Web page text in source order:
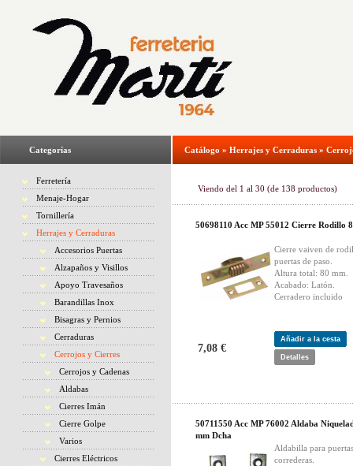
Categorías
Ferretería
Menaje-Hogar
Tornillería
Herrajes y Cerraduras
Accesorios Puertas
Alzapaños y Visillos
Apoyo Travesaños
Barandillas Inox
Bisagras y Pernios
Cerraduras
Cerrojos y Cierres
Cerrojos y Cadenas
Aldabas
Cierres Imán
Cierre Golpe
Varios
Cierres Eléctricos
Catálogo » Herrajes y Cerraduras »
Viendo del 1 al 30 (de 138 productos)
50698110 Acc MP 55012 Cierre Rodillo
Cierre vaiven de
puertas de paso.
Altura total: 80 mm.
Acabado: Latón.
Cerradero incluido
7,08 €
Añadir a la cesta
Detalles
50711550 Acc MP 76002 Aldaba
mm Dcha
Aldabilla para puertas
correderas.